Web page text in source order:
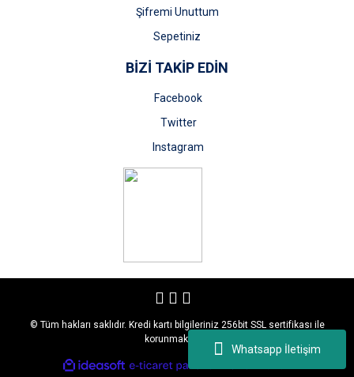
Whatsapp İletişim
Şifremi Unuttum
Sepetiniz
BİZİ TAKİP EDİN
Facebook
Twitter
Instagram
© Tüm hakları saklıdır. Kredi kartı bilgileriniz 256bit SSL sertifikası ile
korunmaktadır.
ideasoft